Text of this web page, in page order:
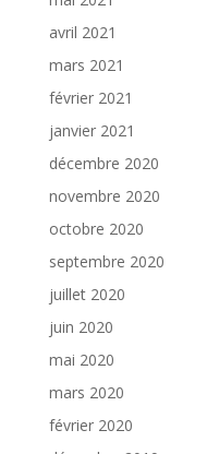
avril 2021
mars 2021
février 2021
janvier 2021
décembre 2020
novembre 2020
octobre 2020
septembre 2020
juillet 2020
juin 2020
mai 2020
mars 2020
février 2020